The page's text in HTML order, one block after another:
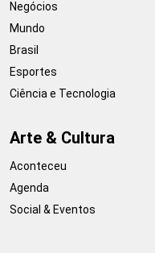
Negócios
Mundo
Brasil
Esportes
Ciência e Tecnologia
Arte & Cultura
Aconteceu
Agenda
Social & Eventos